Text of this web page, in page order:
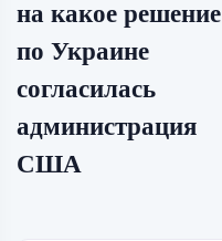
на какое решение
по Украине
согласилась
администрация
США